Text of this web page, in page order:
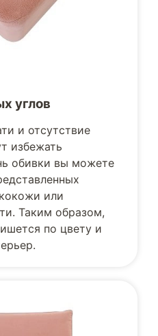
углов
и отсутствие
избежать
обивки вы можете
или
Таким образом,
по цвету и